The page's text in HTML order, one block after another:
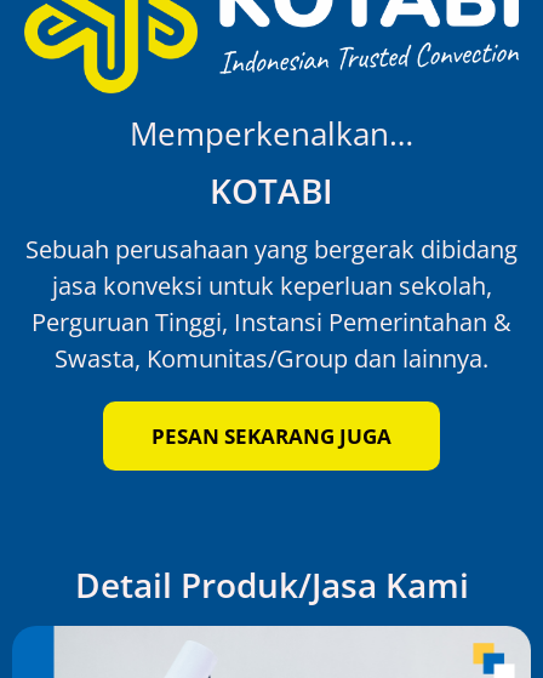
Memperkenalkan…
KOTABI
Sebuah perusahaan yang bergerak dibidang
jasa konveksi untuk keperluan sekolah,
Perguruan Tinggi, Instansi Pemerintahan &
Swasta, Komunitas/Group dan lainnya.
PESAN SEKARANG JUGA
Detail Produk/Jasa Kami